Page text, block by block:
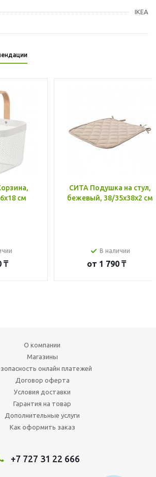
IKEA
см
₸
СИТА Подушка на стул,
бежевый, 38/35x38x2 см
В наличии
от 1 790 ₸
О компании
Магазины
онлайн платежей
Договор оферта
Условия доставки
Гарантия на товар
Дополнительные услуги
Как оформить заказ
+7 727 31 22 666